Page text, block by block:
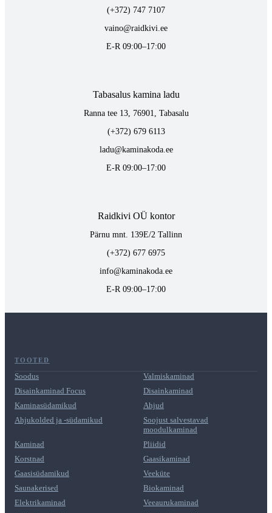
(+372) 747 7107
vaino@raidkivi.ee
E-R 09:00–17:00
Tabasalus kamina ladu
Ranna tee 13, 76901, Tabasalu
(+372) 679 6113
ladu@kaminakoda.ee
E-R 09:00–17:00
Raidkivi OÜ kontor
Pärnu mnt. 139E/2 Tallinn
(+372) 677 6975
info@kaminakoda.ee
E-R 09:00–17:00
TOOTED
Soodus
Valmiskaminad
Disainkaminad Focus
Disainkaminad
Kaminasüdamikud
Ahjud
Ahjukolded ja -südamikud
Soojust salvestavad
moodulkaminad
Kaminad
Pliidid
Korstnad
Gaasikaminad
Gaasisüdamikud
Veeküte
Saunakerised
Biokaminad
Elektrikaminad
Veeaurukaminad